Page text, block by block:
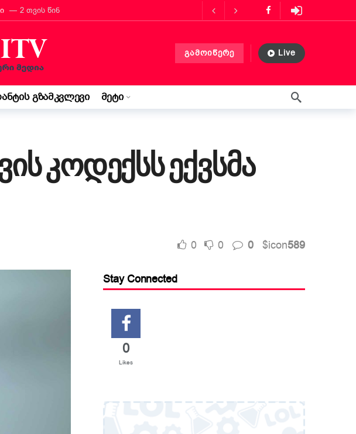
3 თვის წინ
წინ
თუ შესაძლებლობა?
3 თვის წინ
4 თვის წინ
მანჯგალაძის წერილი ლილიდან
გამოიწერე Live
გზამკვლევი მეტი
კოდექსს ექვსმა
0 0 0 $icon589
Stay Connected
0
Likes